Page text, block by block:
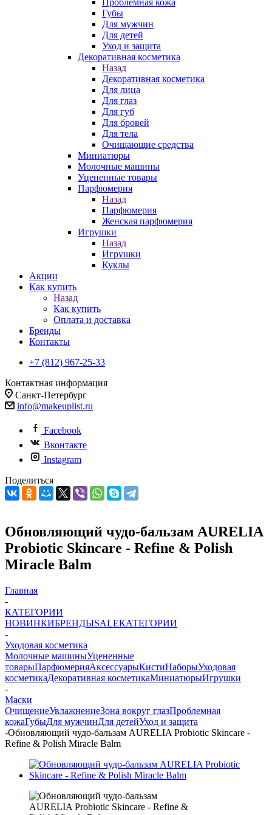
Проблемная кожа
Губы
Для мужчин
Для детей
Уход и защита
Декоративная косметика
Назад
Декоративная косметика
Для лица
Для глаз
Для губ
Для бровей
Для тела
Очищающие средства
Миниатюры
Молочные машины
Уцененные товары
Парфюмерия
Назад
Парфюмерия
Женская парфюмерия
Игрушки
Назад
Игрушки
Куклы
Акции
Как купить
Назад
Как купить
Оплата и доставка
Бренды
Контакты
+7 (812) 967-25-33
Контактная информация
Санкт-Петербург
info@makeuplist.ru
Facebook
Вконтакте
Instagram
Поделиться
Обновляющий чудо-бальзам AURELIA
Probiotic Skincare - Refine & Polish
Miracle Balm
Главная
-
КАТЕГОРИИ
НОВИНКИБРЕНДЫSALEКАТЕГОРИИ
-
Уходовая косметика
Молочные машиныУцененные
товарыПарфюмерияАксессуарыКистиНаборыУходовая
косметикаДекоративная косметикаМиниатюрыИгрушки
-
Маски
ОчищениеУвлажнениеЗона вокруг глазПроблемная
кожаГубыДля мужчинДля детейУход и защита
-Обновляющий чудо-бальзам AURELIA Probiotic Skincare -
Refine & Polish Miracle Balm